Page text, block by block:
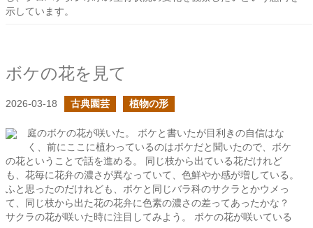
示しています。
ボケの花を見て
2026-03-18 古典園芸 植物の形
庭のボケの花が咲いた。 ボケと書いたが目利きの自信はな
く、前にここに植わっているのはボケだと聞いたので、ボケ
の花ということで話を進める。 同じ枝から出ている花だけれど
も、花毎に花弁の濃さが異なっていて、色鮮やか感が増している。
ふと思ったのだけれども、ボケと同じバラ科のサクラとかウメっ
て、同じ枝から出た花の花弁に色素の濃さの差ってあったかな？
サクラの花が咲いた時に注目してみよう。 ボケの花が咲いている